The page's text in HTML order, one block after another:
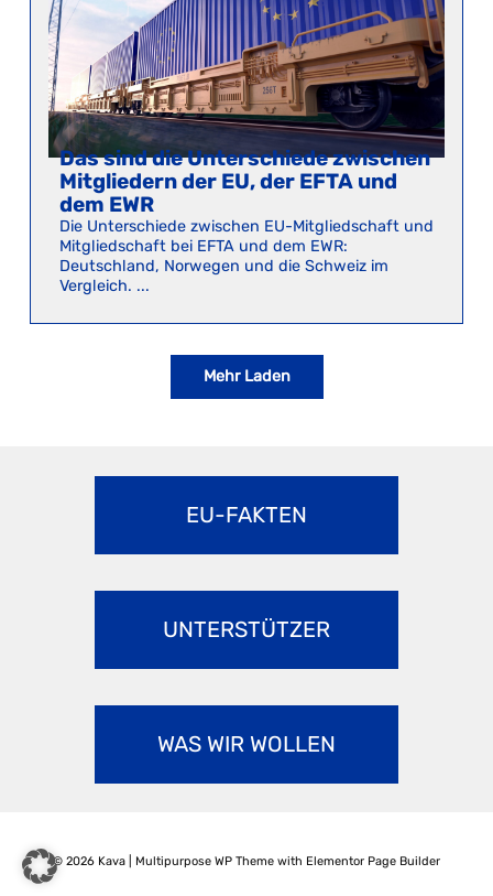
Das sind die Unterschiede zwischen
Mitgliedern der EU, der EFTA und
dem EWR
Die Unterschiede zwischen EU-Mitgliedschaft und
Mitgliedschaft bei EFTA und dem EWR:
Deutschland, Norwegen und die Schweiz im
Vergleich. ...
Mehr Laden
EU-FAKTEN
UNTERSTÜTZER
WAS WIR WOLLEN
© 2026 Kava | Multipurpose WP Theme with Elementor Page Builder